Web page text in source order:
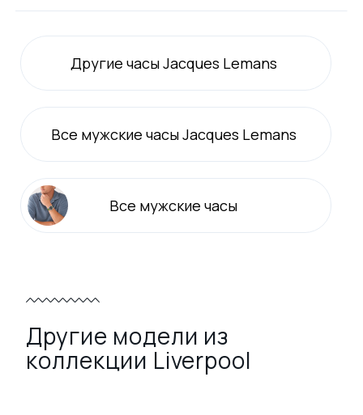
Другие часы Jacques Lemans
Все мужские часы Jacques Lemans
Все мужские часы
Другие модели из
коллекции Liverpool